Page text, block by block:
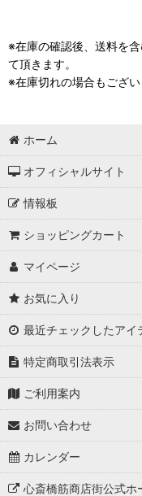
※在庫の確認後、送料を
て頂きます。
※在庫切れの場合もござい
ホーム
オフィシャルサイト
情報板
ショッピングカート
マイページ
お気に入り
最近チェックしたアイ
特定商取引法表示
ご利用案内
お問い合わせ
カレンダー
心斎橋筋商店街公式ホ